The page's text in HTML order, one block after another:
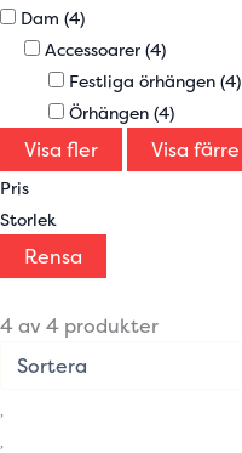
Dam (4)
Accessoarer (4)
Festliga örhängen (4)
Örhängen (4)
Visa fler Visa färre
Pris
Storlek
Rensa
4 av 4 produkter